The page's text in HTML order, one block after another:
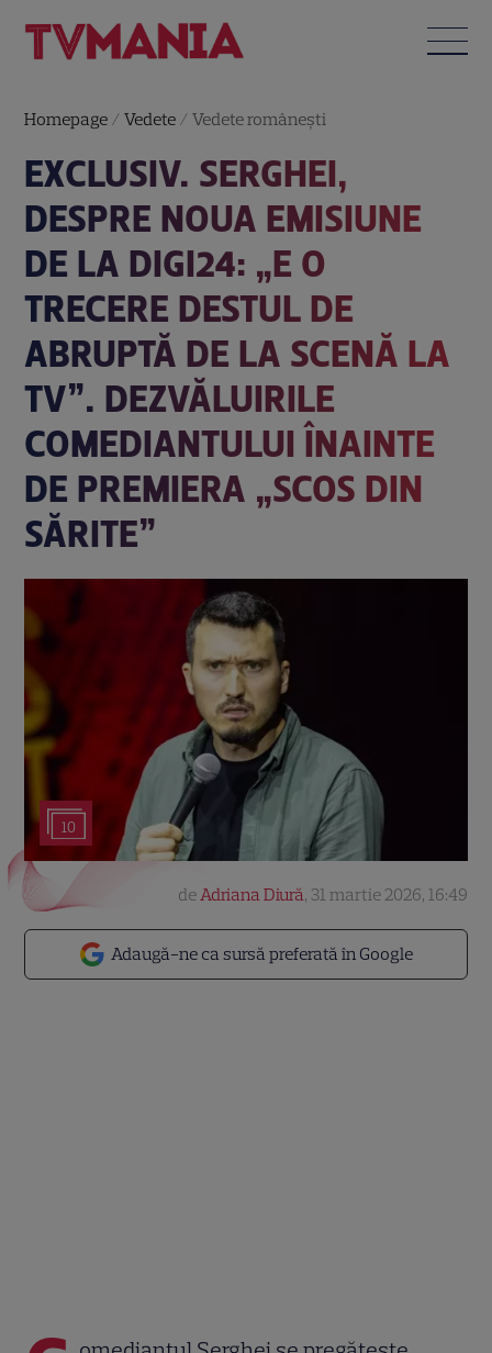
Homepage /Vedete /Vedete româneşti
EXCLUSIV. SERGHEI,
DESPRE NOUA EMISIUNE
DE LA DIGI24: „E O
TRECERE DESTUL DE
ABRUPTĂ DE LA SCENĂ LA
TV”. DEZVĂLUIRILE
COMEDIANTULUI ÎNAINTE
DE PREMIERA „SCOS DIN
SĂRITE”
10
Adaugă-ne ca sursă preferată în Google
deAdriana Diură, 31 martie 2026, 16:49